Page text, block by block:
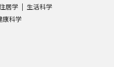
居学 生活科学
康科学